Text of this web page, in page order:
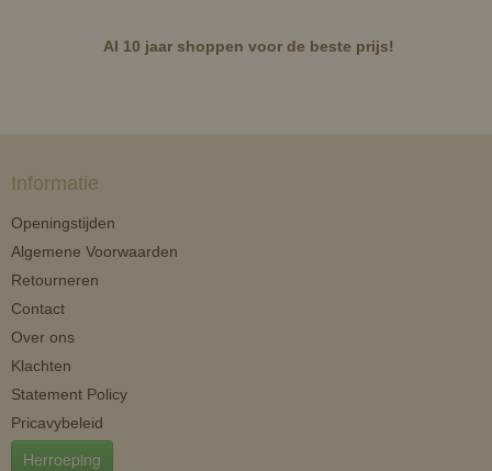
Al 10 jaar shoppen voor de beste prijs!
Informatie
Openingstijden
Algemene Voorwaarden
Retourneren
Contact
Over ons
Klachten
Statement Policy
Pricavybeleid
Herroeping